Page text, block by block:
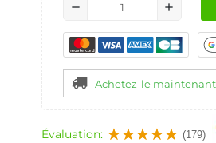
remove add
Achetez-le maintenant
Évaluation: (179)